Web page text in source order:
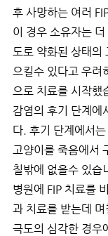
후 사망하는 여러
이 경우 소유자는
도로 약화된 상태의
으킬수 있다고 우
으로 치료를 시작했
감염의 후기 단계에
다. 후기 단계에서
고양이를 죽음에서
칠밖에 없을수 있습
병원에 FIP 치료를
과 치료를 받는데
극도의 심각한 경우